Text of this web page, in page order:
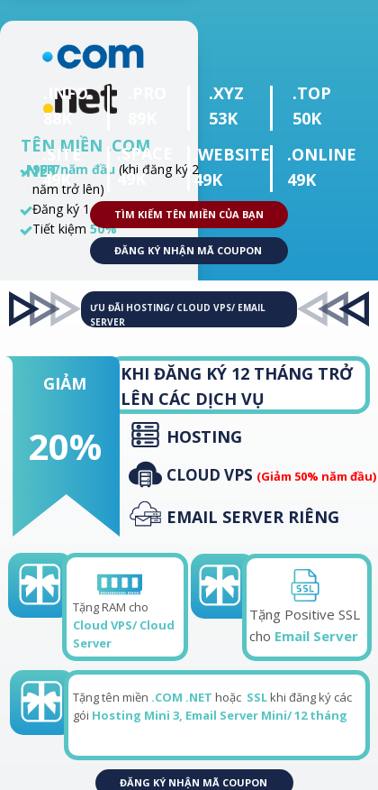
TÊN MIỀN .COM
.NET
99K/năm đầu (khi đăng ký 2
năm trở lên)
Đăng ký 1 năm giá199K
Tiết kiệm 50%
TÊN MIỀN .ORG
Chỉ còn199K/năm
.INFO
88K
.XYZ
53K
.TOP
50K
.SITE
49K
.ONLINE
49K
.WEBSITE
49K
.SPACE
49K
TÌM KIẾM TÊN MIỀN CỦA BẠN
ĐĂNG KÝ NHẬN MÃ COUPON
ƯU ĐÃI HOSTING/ CLOUD VPS/ EMAIL
SERVER
Tặng Positive SSL
cho Email Server
Tặng RAM cho
Cloud VPS/ Cloud
Server
Tặng tên miền .COM .NET hoặc SSLkhi đăng ký các
gói Hosting Mini 3, Email Server Mini/ 12 tháng
ĐĂNG KÝ NHẬN MÃ COUPON
HOSTING
CLOUD VPS (Giảm 50% năm đầu)
EMAIL SERVER RIÊNG
GIẢM
20%
KHI ĐĂNG KÝ 12 THÁNG TRỞ
LÊN CÁC DỊCH VỤ